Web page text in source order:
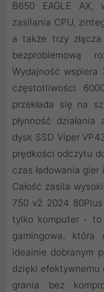
B650 EAGLE AX,
zasilania CPU,
a także trzy
bezproblemową
Wydajność wspiera
częstotliwości
przekłada się na
płynność
dysk SSD Viper
prędkości odczytu
czas ładowania
Całość zasila
750 v2 2024
tylko komputer - to
gamingowa, która
idealnie dobranym
dzięki efektywnemu
grania bez